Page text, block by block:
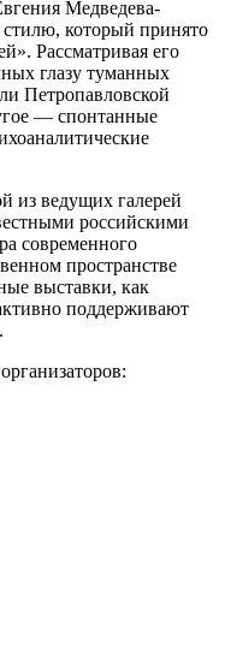
Медведева-
который принято
Рассматривая его
глазу туманных
Петропавловской
— спонтанные
из ведущих галерей
российскими
современного
пространстве
выставки, как
поддерживают